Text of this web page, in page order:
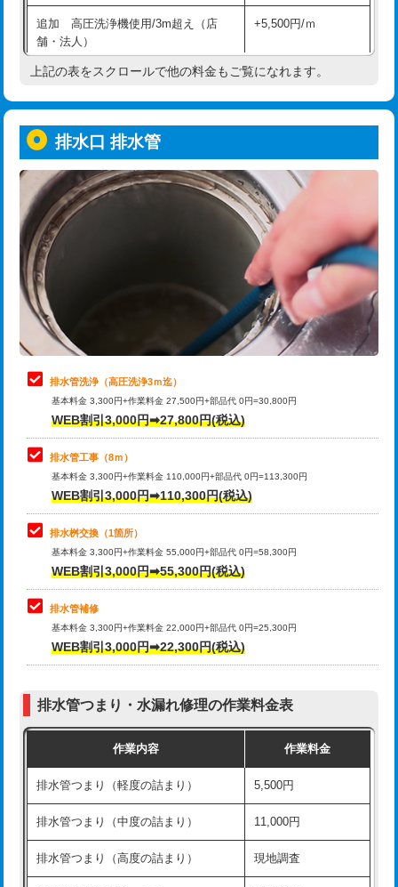
給水管工事※（土の掘削・埋め戻し作
業)
11,000円
給水管工事※（塩ビ管（VP・HI）使
用/3ｍまで)
用（追加）/3ｍ超え)
給水管工事※（ライニング鋼管・銅
管・ポリ管・HT管使用/3ｍまで)
44,000円
給水管工事※（ライニング鋼管・銅
管・ポリ管・HT管使用/3ｍ超え)
+8,800円
排水管工事（土の掘削・埋め戻し作
業）
11,000円~
排水管工事（排水管工事/3ｍまで） 55,000円
排水管工事（追加 排水管工事/3ｍ超
え）
マス交換（土の掘削・埋め戻し作業）
マス交換（深さ50㎝未満）
マス交換（深さ50㎝以上）
コンクリート斫り（厚さ10㎝まで）
コンクリート斫り（厚さ10㎝超え）
モルタル補修（厚さ10㎝まで）
モルタル補修（厚さ10㎝超え）
追加人工 16,500円
現場見積
※給水管工事は20mmまでの価格です。
追加 高圧洗浄機使用/3m超え（店
舗・法人）
+5,500円/ｍ
高度高圧洗浄換 現地調査
トーラー機使用/3mまで
追加トーラー機使用/3m超え +3,300円
カメラ調査 33,000円
桝清掃 8,800円
止水・漏水調査・防水処理・清掃・修
理・調整・分解・加工など（軽作業）
11,000円
止水・漏水調査・防水処理・清掃・修
理・調整・分解・加工など（中作業）
22,000円
止水・漏水調査・防水処理・清掃・修
理・調整・分解・加工など（重作業）
33,000円
その他部品の脱着
交換・取付（タンク）
交換・取付(単水栓（壁付・デッキ
式）)
交換・取付(混合水栓（壁付・デッキ
式・ワンホール）)
16,500円+材料費
交換・取付(排水栓・排水トラップ
交換・取付（その他部品） 11,000円+材料費
持込商品取付（単水栓） 13,200円
持込商品取付（混合水栓） 16,500円
持込商品取付（浄水器・分岐水栓） 16,500円
給水管工事※（ホール加工) 16,500円
給水管工事※（バンド止め) 3,300円
上記の表をスクロールで他の料金もご覧になれます。
排水口 排水管
排水管洗浄（高圧洗浄3ｍ迄）
基本料金 3,300円+作業料金 27,500円+部品代 0円=30,800円
WEB割引3,000円➡27,800円(税込)
排水管工事（8ｍ）
基本料金 3,300円+作業料金 110,000円+部品代 0円=113,300円
WEB割引3,000円➡110,300円(税込)
排水桝交換（1箇所）
基本料金 3,300円+作業料金 55,000円+部品代 0円=58,300円
WEB割引3,000円➡55,300円(税込)
排水管補修
基本料金 3,300円+作業料金 22,000円+部品代 0円=25,300円
WEB割引3,000円➡22,300円(税込)
排水管つまり・水漏れ修理の作業料金表
作業内容 作業料金
排水管つまり（軽度の詰まり） 5,500円
排水管つまり（中度の詰まり） 11,000円
排水管つまり（高度の詰まり） 現地調査